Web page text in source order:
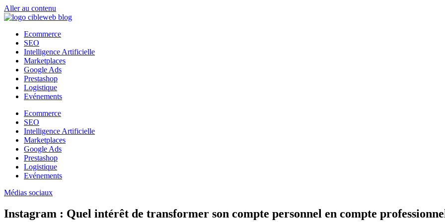
Aller au contenu
Ecommerce
SEO
Intelligence Artificielle
Marketplaces
Google Ads
Prestashop
Logistique
Evénements
Ecommerce
SEO
Intelligence Artificielle
Marketplaces
Google Ads
Prestashop
Logistique
Evénements
Médias sociaux
Instagram : Quel intérêt de transformer son compte personnel en compte